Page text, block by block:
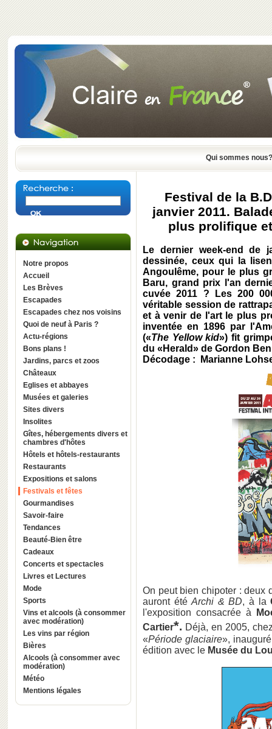
Qui sommes nous?
Notre propos
Accueil
Les Brèves
Escapades
Escapades chez nos voisins
Quoi de neuf à Paris ?
Actu-régions
Bons plans !
Jardins, parcs et zoos
Châteaux
Eglises et abbayes
Musées et galeries
Sites divers
Insolites
Gîtes, hébergements divers et
chambres d'hôtes
Hôtels et hôtels-restaurants
Restaurants
Expositions et salons
Festivals et fêtes
Gourmandises
Savoir-faire
Tendances
Beauté-Bien être
Cadeaux
Concerts et spectacles
Livres et Lectures
Mode
Sports
Vins et alcools (à consommer
avec modération)
Les vins par région
Bières
Alcools (à consommer avec
modération)
Météo
Mentions légales
Festival de la
janvier 2011.
plus prolifique
Le dernier week-end de
dessinée, ceux qui la
Angoulême, pour le plus
Baru, grand prix l'an
cuvée 2011 ? Les 200
véritable session de
et à venir de l'art le plus
inventée en 1896 par
(«The Yellow kid») fit
du « Herald» de Gordon
Décodage : Marianne
On peut bien chipoter : deux
auront étéArchi & BD, à la
l'exposition consacrée à
Cartier*. Déjà, en 2005,
«Période glaciaire»,
édition avec le Musée du